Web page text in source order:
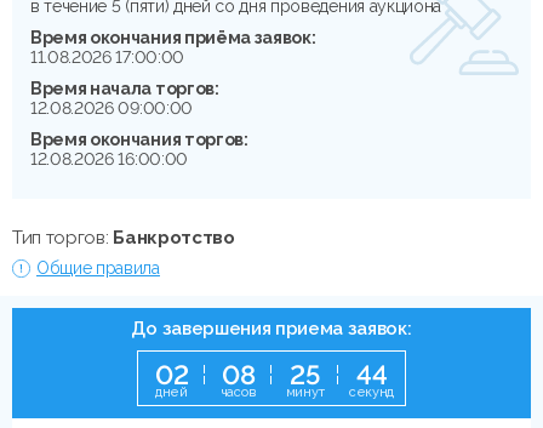
в течение 5 (пяти) дней со дня проведения аукциона
Время окончания приёма заявок:
11.08.2026 17:00:00
Время начала торгов:
12.08.2026 09:00:00
Время окончания торгов:
12.08.2026 16:00:00
Тип торгов: Банкротство
Общие правила
До завершения приема заявок:
02
дней
08
часов
25
минут
43
секунд